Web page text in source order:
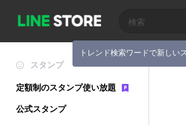
トレンド検索ワードで新しい
スタンプ
定額制のスタンプ使い放題
公式スタンプ